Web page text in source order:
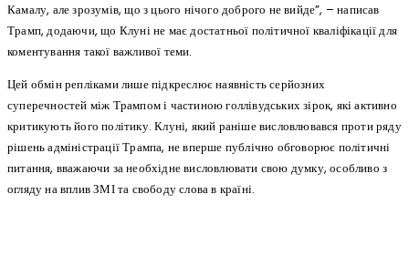
Камалу, але зрозумів, що з цього нічого доброго не вийде”, – написав
Трамп, додаючи, що Клуні не має достатньої політичної кваліфікації для
коментування такої важливої теми.
Цей обмін репліками лише підкреслює наявність серйозних
суперечностей між Трампом і частиною голлівудських зірок, які активно
критикують його політику. Клуні, який раніше висловлювався проти ряду
рішень адміністрації Трампа, не вперше публічно обговорює політичні
питання, вважаючи за необхідне висловлювати свою думку, особливо з
огляду на вплив ЗМІ та свободу слова в країні.